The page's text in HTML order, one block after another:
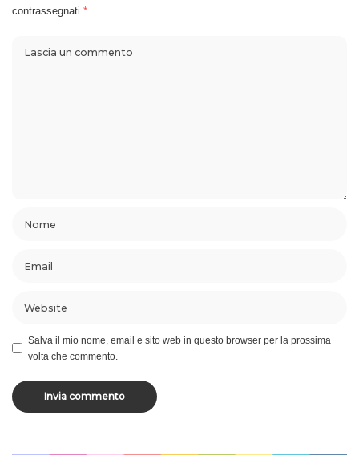
contrassegnati *
Salva il mio nome, email e sito web in questo browser per la prossima
volta che commento.